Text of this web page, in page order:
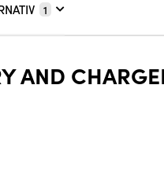
1
AND